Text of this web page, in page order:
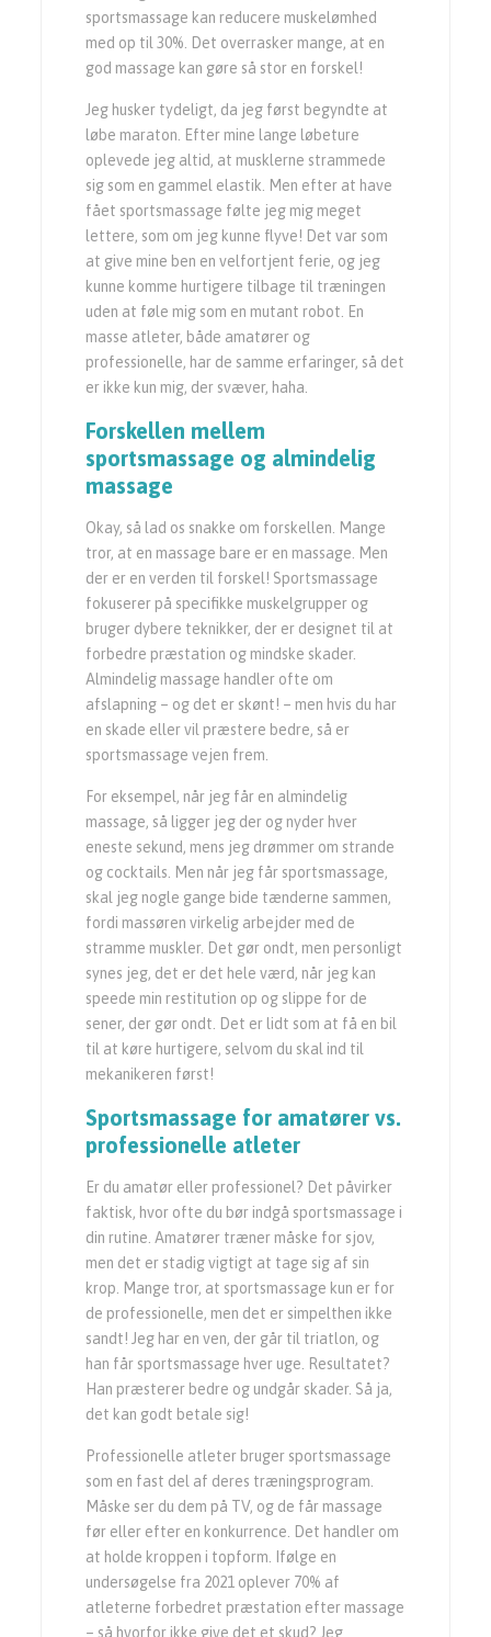
sportsmassage kan reducere muskelømhed
med op til 30%. Det overrasker mange, at en
god massage kan gøre så stor en forskel!
Jeg husker tydeligt, da jeg først begyndte at
løbe maraton. Efter mine lange løbeture
oplevede jeg altid, at musklerne strammede
sig som en gammel elastik. Men efter at have
fået sportsmassage følte jeg mig meget
lettere, som om jeg kunne flyve! Det var som
at give mine ben en velfortjent ferie, og jeg
kunne komme hurtigere tilbage til træningen
uden at føle mig som en mutant robot. En
masse atleter, både amatører og
professionelle, har de samme erfaringer, så det
er ikke kun mig, der svæver, haha.
Forskellen mellem
sportsmassage og almindelig
massage
Okay, så lad os snakke om forskellen. Mange
tror, at en massage bare er en massage. Men
der er en verden til forskel! Sportsmassage
fokuserer på specifikke muskelgrupper og
bruger dybere teknikker, der er designet til at
forbedre præstation og mindske skader.
Almindelig massage handler ofte om
afslapning – og det er skønt! – men hvis du har
en skade eller vil præstere bedre, så er
sportsmassage vejen frem.
For eksempel, når jeg får en almindelig
massage, så ligger jeg der og nyder hver
eneste sekund, mens jeg drømmer om strande
og cocktails. Men når jeg får sportsmassage,
skal jeg nogle gange bide tænderne sammen,
fordi massøren virkelig arbejder med de
stramme muskler. Det gør ondt, men personligt
synes jeg, det er det hele værd, når jeg kan
speede min restitution op og slippe for de
sener, der gør ondt. Det er lidt som at få en bil
til at køre hurtigere, selvom du skal ind til
mekanikeren først!
Sportsmassage for amatører vs.
professionelle atleter
Er du amatør eller professionel? Det påvirker
faktisk, hvor ofte du bør indgå sportsmassage i
din rutine. Amatører træner måske for sjov,
men det er stadig vigtigt at tage sig af sin
krop. Mange tror, at sportsmassage kun er for
de professionelle, men det er simpelthen ikke
sandt! Jeg har en ven, der går til triatlon, og
han får sportsmassage hver uge. Resultatet?
Han præsterer bedre og undgår skader. Så ja,
det kan godt betale sig!
Professionelle atleter bruger sportsmassage
som en fast del af deres træningsprogram.
Måske ser du dem på TV, og de får massage
før eller efter en konkurrence. Det handler om
at holde kroppen i topform. Ifølge en
undersøgelse fra 2021 oplever 70% af
atleterne forbedret præstation efter massage
– så hvorfor ikke give det et skud? Jeg